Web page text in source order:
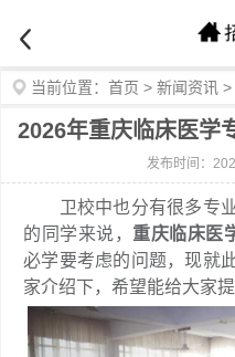
当前位置： 首页 > 新闻资讯 >
2026年重庆临床医学
发布时间：
卫校中也分有很多专业
的同学来说， 重庆临床医
必学要考虑的问题，现就
家介绍下，希望能给大家提